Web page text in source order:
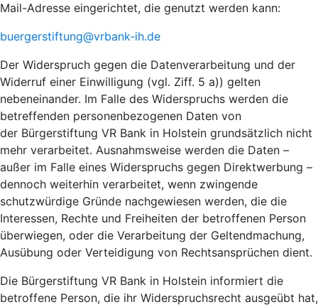
Mail-Adresse eingerichtet, die genutzt werden kann:
buergerstiftung@vrbank-ih.de
Der Widerspruch gegen die Datenverarbeitung und der
Widerruf einer Einwilligung (vgl. Ziff. 5 a)) gelten
nebeneinander. Im Falle des Widerspruchs werden die
betreffenden personenbezogenen Daten von
der Bürgerstiftung VR Bank in Holstein grundsätzlich nicht
mehr verarbeitet. Ausnahmsweise werden die Daten –
außer im Falle eines Widerspruchs gegen Direktwerbung –
dennoch weiterhin verarbeitet, wenn zwingende
schutzwürdige Gründe nachgewiesen werden, die die
Interessen, Rechte und Freiheiten der betroffenen Person
überwiegen, oder die Verarbeitung der Geltendmachung,
Ausübung oder Verteidigung von Rechtsansprüchen dient.
Die Bürgerstiftung VR Bank in Holstein informiert die
betroffene Person, die ihr Widerspruchsrecht ausgeübt hat,